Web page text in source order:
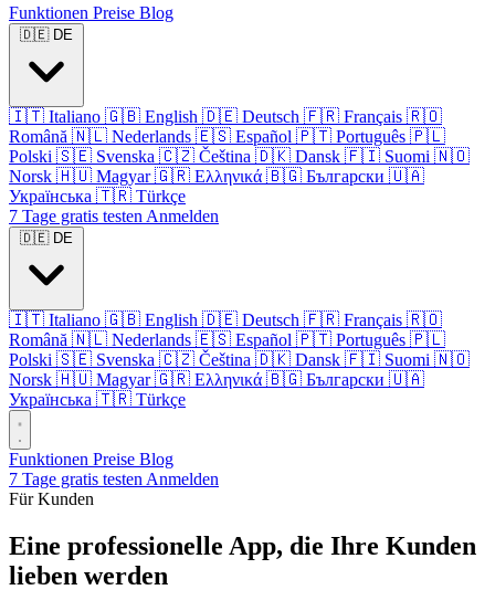
Funktionen Preise Blog
🇩🇪 DE
🇮🇹 Italiano 🇬🇧 English 🇩🇪 Deutsch 🇫🇷 Français 🇷🇴
Română 🇳🇱 Nederlands 🇪🇸 Español 🇵🇹 Português 🇵🇱
Polski 🇸🇪 Svenska 🇨🇿 Čeština 🇩🇰 Dansk 🇫🇮 Suomi 🇳🇴
Norsk 🇭🇺 Magyar 🇬🇷 Ελληνικά 🇧🇬 Български 🇺🇦
Українська 🇹🇷 Türkçe
7 Tage gratis testen Anmelden
🇩🇪 DE
🇮🇹 Italiano 🇬🇧 English 🇩🇪 Deutsch 🇫🇷 Français 🇷🇴
Română 🇳🇱 Nederlands 🇪🇸 Español 🇵🇹 Português 🇵🇱
Polski 🇸🇪 Svenska 🇨🇿 Čeština 🇩🇰 Dansk 🇫🇮 Suomi 🇳🇴
Norsk 🇭🇺 Magyar 🇬🇷 Ελληνικά 🇧🇬 Български 🇺🇦
Українська 🇹🇷 Türkçe
Funktionen Preise Blog
7 Tage gratis testen Anmelden
Für Kunden
Eine professionelle App, die Ihre Kunden
lieben werden